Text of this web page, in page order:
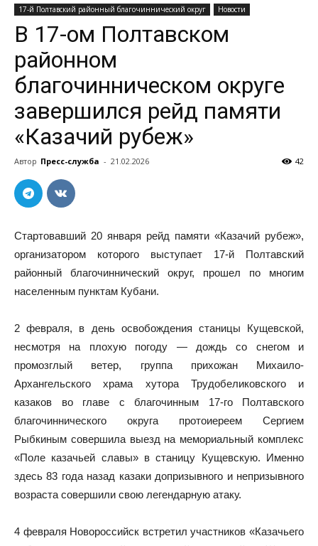
17-й Полтавский районный благочиннический округ Новости
В 17-ом Полтавском
районном
благочинническом округе
завершился рейд памяти
«Казачий рубеж»
Автор Пресс-служба - 21.02.2026 42
Стартовавший 20 января рейд памяти «Казачий рубеж»,
организатором которого выступает 17-й Полтавский
районный благочиннический округ, прошел по многим
населенным пунктам Кубани.
2 февраля, в день освобождения станицы Кущевской,
несмотря на плохую погоду — дождь со снегом и
промозглый ветер, группа прихожан Михаило-
Архангельского храма хутора Трудобеликовского и
казаков во главе с благочинным 17-го Полтавского
благочиннического округа протоиереем Сергием
Рыбкиным совершила выезд на мемориальный комплекс
«Поле казачьей славы» в станицу Кущевскую. Именно
здесь 83 года назад казаки допризывного и непризывного
возраста совершили свою легендарную атаку.
4 февраля Новороссийск встретил участников «Казачьего